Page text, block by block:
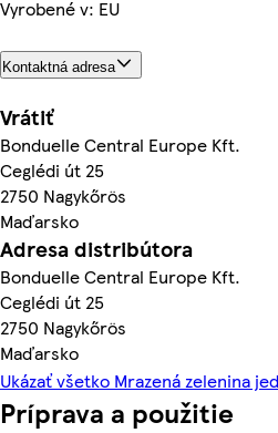
Vyrobené v: EU
Kontaktná adresa
Vrátiť
Bonduelle Central Europe Kft.
Ceglédi út 25
2750 Nagykőrös
Maďarsko
Adresa distribútora
Bonduelle Central Europe Kft.
Ceglédi út 25
2750 Nagykőrös
Maďarsko
Ukázať všetko Mrazená zelenina
Príprava a použitie